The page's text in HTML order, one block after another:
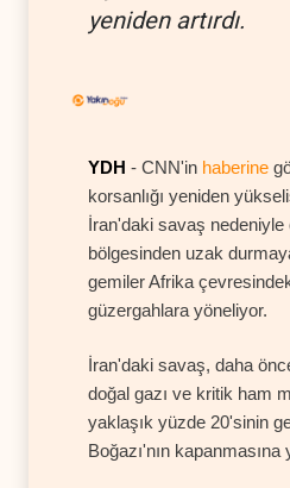
yeniden artırdı.
YDH - CNN'in haberine
korsanlığı yeniden
İran'daki savaş nedeniyle
bölgesinden uzak
gemiler Afrika
güzergahlara yöneliyor.
İran'daki savaş, daha
doğal gazı ve kritik ham
yaklaşık yüzde 20'sinin
Boğazı'nın kapanmasına